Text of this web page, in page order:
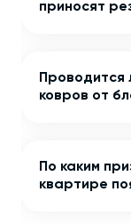
приносят
Проводится
ковров от
По каким
квартире